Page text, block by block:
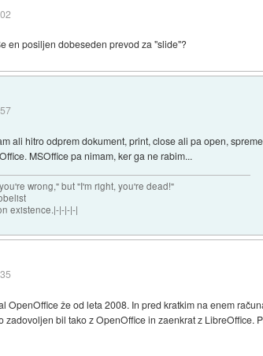
en posiljen dobeseden prevod za "slide"?
ali hitro odprem dokument, print, close ali pa open,
MSOffice pa nimam, ker ga ne rabim...
wrong," but "I'm right, you're dead!"
existence.|-|-|-|-|
OpenOffice že od leta 2008. In pred kratkim na enem
zadovoljen bil tako z OpenOffice in zaenkrat z